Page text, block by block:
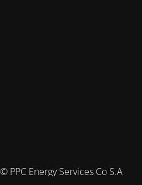
© PPC Energy Services Co S.A